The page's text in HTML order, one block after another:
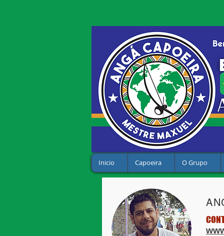
Inicio Capoeira O Grupo